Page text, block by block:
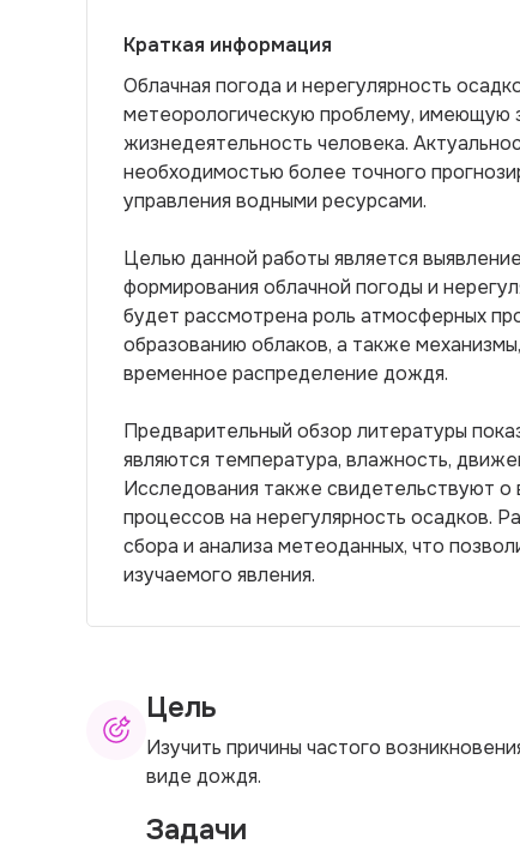
Краткая информация
Облачная погода и нерегулярность
метеорологическую проблему, имеющую
жизнедеятельность человека.
необходимостью более точного
управления водными ресурсами.
Целью данной работы является
формирования облачной погоды и
будет рассмотрена роль атмосферных
образованию облаков, а также
временное распределение дождя.
Предварительный обзор литературы
являются температура, влажность,
Исследования также свидетельствуют о
процессов на нерегулярность осадков.
сбора и анализа метеоданных, что
изучаемого явления.
Цель
Изучить причины частого
виде дождя.
Задачи